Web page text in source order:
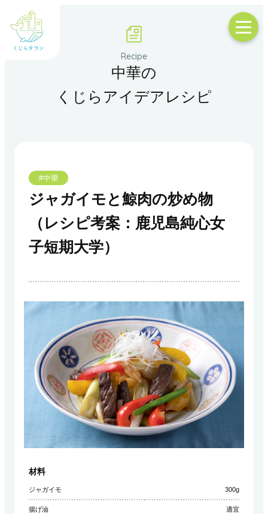
中華の
くじらアイデアレシピ
#中華
ジャガイモと鯨肉の炒め物
（レシピ考案：鹿児島純心女
子短期大学）
材料
ジャガイモ 300g
揚げ油 適宜